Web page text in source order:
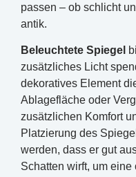
passen – ob schlicht
antik.
Beleuchtete Spiegel
zusätzliches Licht
dekoratives Element
Ablagefläche oder
zusätzlichen Komfort
Platzierung des
werden, dass er gut
Schatten wirft, um